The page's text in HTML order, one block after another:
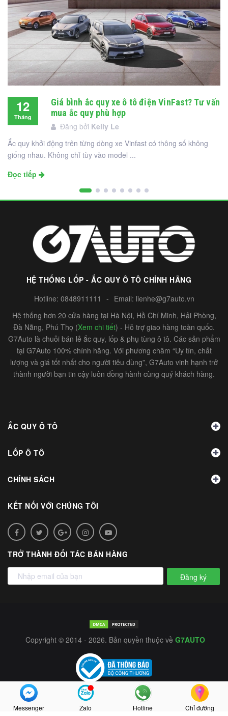
12
Tháng
Giá bình ắc quy xe ô tô điện VinFast? Tư vấn
mua ắc quy phù hợp
Đăng bởi Kelly Le
Ắc quy khởi động trên từng dòng xe Vinfast có thông số không
giống nhau. Không chỉ tùy vào model ...
Đọc tiếp
HỆ THỐNG LỐP - ẮC QUY Ô TÔ CHÍNH HÃNG
Hotline: 0848911111 - Email: lienhe@g7auto.vn
Hệ thống hơn 20 cửa hàng tại Hà Nội, Hồ Chí Minh, Hải Phòng,
Đà Nẵng, Phú Thọ (Xem chi tiết) - Hỗ trợ giao hàng toàn quốc.
G7Auto là chuỗi bán lẻ ắc quy, lốp & phụ tùng ô tô. Các sản phẩm
tại G7Auto 100% chính hãng. Với phương châm “Uy tín, chất
lượng và giá tốt nhất cho người tiêu dùng”, G7Auto vinh hạnh trở
thành người bạn tin cậy luôn đồng hành cùng quý khách hàng.
ẮC QUY Ô TÔ
LỐP Ô TÔ
CHÍNH SÁCH
KẾT NỐI VỚI CHÚNG TÔI
TRỞ THÀNH ĐỐI TÁC BÁN HÀNG
Đăng ký
Copyright © 2014 - 2026. Bản quyền thuộc về G7AUTO
Messenger Zalo Hotline Chỉ đường